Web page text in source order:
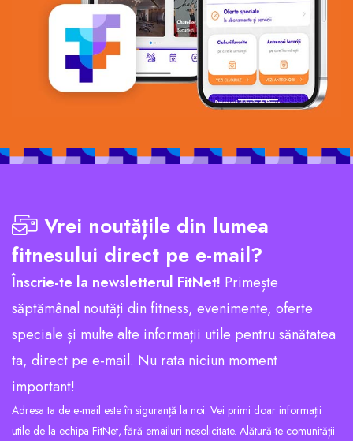
Vrei noutățile din lumea
fitnesului direct pe e-mail?
Înscrie-te la newsletterul FitNet! Primește
săptămânal noutăți din fitness, evenimente, oferte
speciale și multe alte informații utile pentru sănătatea
ta, direct pe e-mail. Nu rata niciun moment
important!
Adresa ta de e-mail este în siguranță la noi. Vei primi doar informații
utile de la echipa FitNet, fără emailuri nesolicitate. Alătură-te comunității